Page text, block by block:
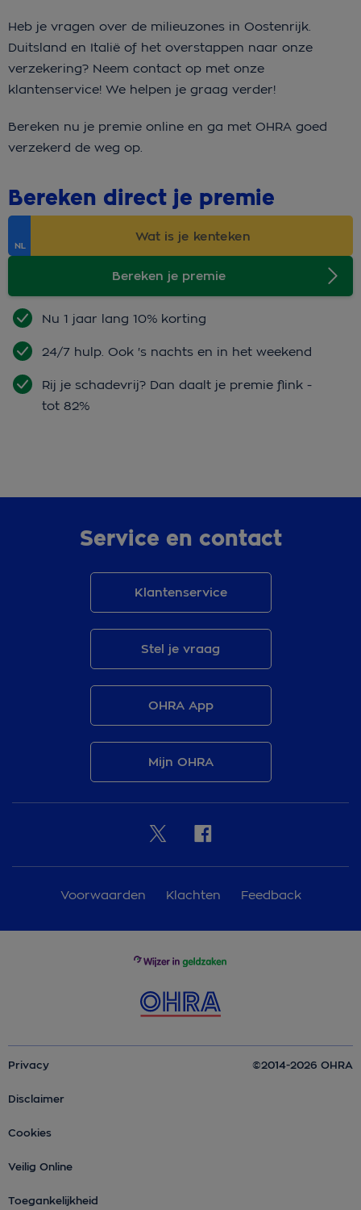
Heb je vragen over de milieuzones in Oostenrijk.
Duitsland en Italië of het overstappen naar onze
verzekering? Neem contact op met onze
klantenservice! We helpen je graag verder!
Bereken nu je premie online en ga met OHRA goed
verzekerd de weg op.
Bereken direct je premie
Bereken je premie
Nu 1 jaar lang 10% korting
24/7 hulp. Ook 's nachts en in het weekend
Rij je schadevrij? Dan daalt je premie flink -
tot 82%
Service en contact
Klantenservice
Stel je vraag
OHRA App
Mijn OHRA
Voorwaarden Klachten Feedback
Privacy
Disclaimer
Cookies
Veilig Online
Toegankelijkheid
©2014-2026 OHRA